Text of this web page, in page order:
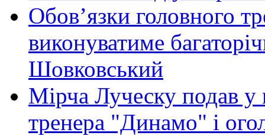
Обов’язки головного
виконуватиме
Шовковський
Мірча Луческу подав у
тренера "Динамо" і